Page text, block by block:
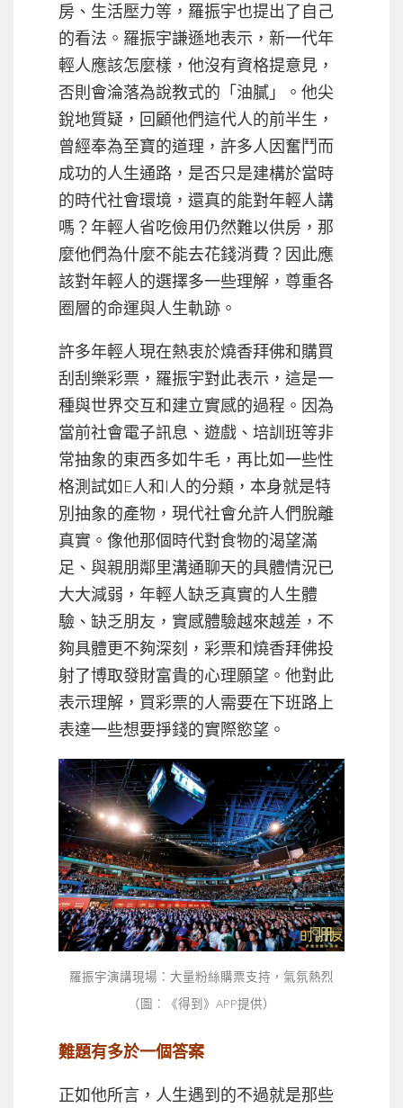
房、生活壓力等，羅振宇也提出了自己
的看法。羅振宇謙遜地表示，新一代年
輕人應該怎麼樣，他沒有資格提意見，
否則會淪落為說教式的「油膩」。他尖
銳地質疑，回顧他們這代人的前半生，
曾經奉為至寶的道理，許多人因奮鬥而
成功的人生通路，是否只是建構於當時
的時代社會環境，還真的能對年輕人講
嗎？年輕人省吃儉用仍然難以供房，那
麼他們為什麼不能去花錢消費？因此應
該對年輕人的選擇多一些理解，尊重各
圈層的命運與人生軌跡。
許多年輕人現在熱衷於燒香拜佛和購買
刮刮樂彩票，羅振宇對此表示，這是一
種與世界交互和建立實感的過程。因為
當前社會電子訊息、遊戲、培訓班等非
常抽象的東西多如牛毛，再比如一些性
格測試如E人和I人的分類，本身就是特
別抽象的產物，現代社會允許人們脫離
真實。像他那個時代對食物的渴望滿
足、與親朋鄰里溝通聊天的具體情況已
大大減弱，年輕人缺乏真實的人生體
驗、缺乏朋友，實感體驗越來越差，不
夠具體更不夠深刻，彩票和燒香拜佛投
射了博取發財富貴的心理願望。他對此
表示理解，買彩票的人需要在下班路上
表達一些想要掙錢的實際慾望。
羅振宇演講現場：大量粉絲購票支持，氣氛熱烈
（圖︰《得到》APP提供）
難題有多於一個答案
正如他所言，人生遇到的不過就是那些